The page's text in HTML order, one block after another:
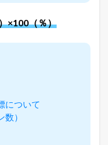
×100（％）
について
）